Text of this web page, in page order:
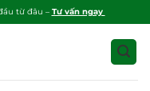
từ đâu – Tư vấn ngay